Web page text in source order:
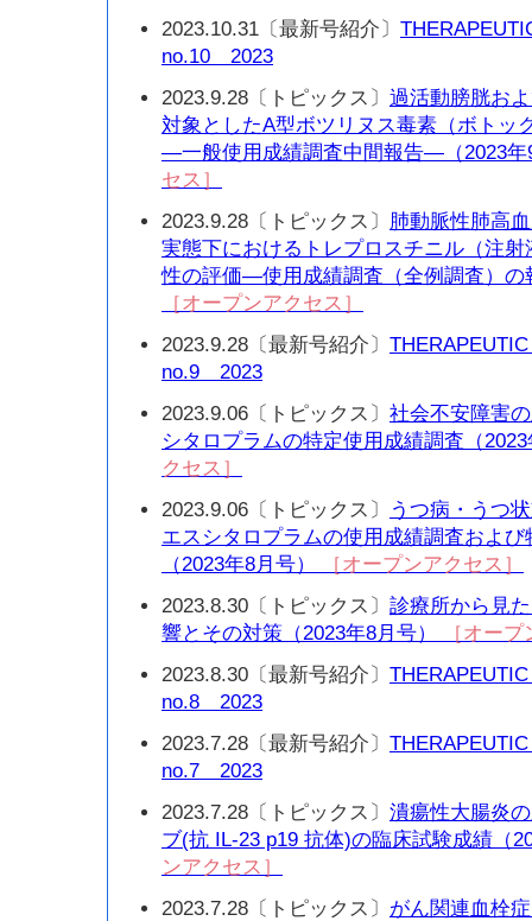
2023.10.31〔最新号紹介〕
no.10 2023
2023.9.28〔トピックス〕 過活動膀胱お
対象としたA型ボツリヌス毒素（ボトッ
—一般使用成績調査中間報告—（2023
セス］
2023.9.28〔トピックス〕 肺動脈性肺高
実態下におけるトレプロスチニル（注
性の評価—使用成績調査（全例調査）
［オープンアクセス］
2023.9.28〔最新号紹介〕
no.9 2023
2023.9.06〔トピックス〕 社会不安障害
シタロプラムの特定使用成績調査（
クセス］
2023.9.06〔トピックス〕
うつ病・うつ
エスシタロプラムの使用成績調査およ
（2023年8月号）
［オープンアクセス］
2023.8.30〔トピックス〕 診療所から見
響とその対策（2023年8月号）
［オー
2023.8.30〔最新号紹介〕
no.8 2023
2023.7.28〔最新号紹介〕
no.7 2023
2023.7.28〔トピックス〕 潰瘍性大腸炎
ブ(抗 IL-23 p19 抗体)の臨床試験成績（
ンアクセス］
2023.7.28〔トピックス〕 がん関連血栓